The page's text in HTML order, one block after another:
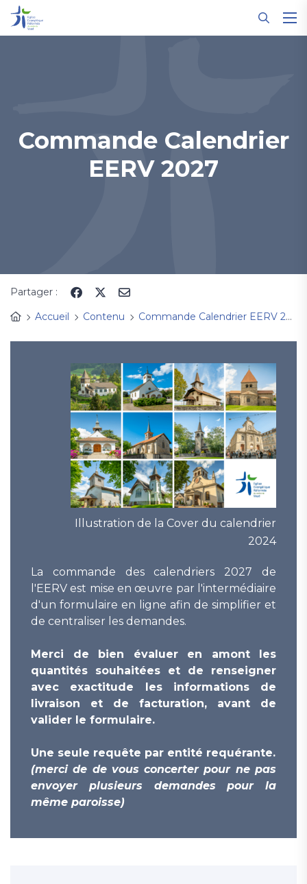
Commande Calendrier
EERV 2027
Partager :
Accueil
Contenu Commande Calendrier EERV 2027
Illustration de la Cover du calendrier
2024
La commande des calendriers 2027 de
l'EERV est mise en œuvre par l'intermédiaire
d'un formulaire en ligne afin de simplifier et
de centraliser les demandes.
Merci de bien évaluer en amont les
quantités souhaitées et de renseigner
avec exactitude les informations de
livraison et de facturation, avant de
valider le formulaire.
Une seule requête par entité requérante.
(merci de de vous concerter pour ne pas
envoyer plusieurs demandes pour la
même paroisse)
Panneau de gestion des cookies